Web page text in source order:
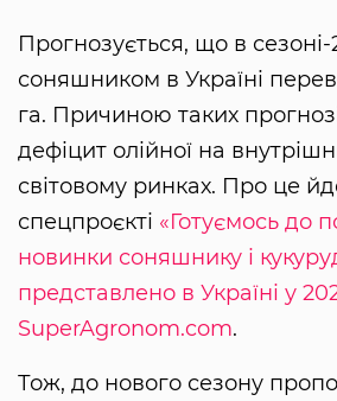
Прогнозується, що в
соняшником в Україні
га. Причиною таких
дефіцит олійної на
світовому ринках. Про це
спецпроєкті «Готуємось до
новинки соняшнику і
представлено в Україні у
SuperAgronom.com.
Тож, до нового сезону